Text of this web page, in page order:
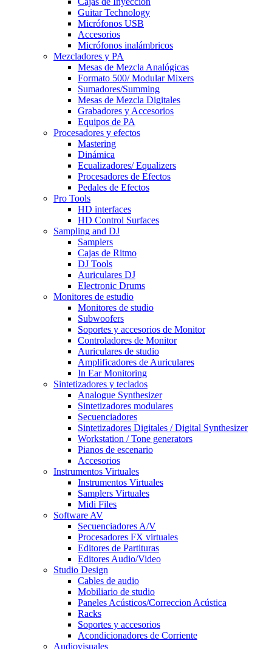
Guitar Technology
Micrófonos USB
Accesorios
Micrófonos inalámbricos
Mezcladores y PA
Mesas de Mezcla Analógicas
Formato 500/ Modular Mixers
Sumadores/Summing
Mesas de Mezcla Digitales
Grabadores y Accesorios
Equipos de PA
Procesadores y efectos
Mastering
Dinámica
Ecualizadores/ Equalizers
Procesadores de Efectos
Pedales de Efectos
Pro Tools
HD interfaces
HD Control Surfaces
Sampling and DJ
Samplers
Cajas de Ritmo
DJ Tools
Auriculares DJ
Electronic Drums
Monitores de estudio
Monitores de studio
Subwoofers
Soportes y accesorios de Monitor
Controladores de Monitor
Auriculares de studio
Amplificadores de Auriculares
In Ear Monitoring
Sintetizadores y teclados
Analogue Synthesizer
Sintetizadores modulares
Secuenciadores
Sintetizadores Digitales / Digital Synthesizer
Workstation / Tone generators
Pianos de escenario
Accesorios
Instrumentos Virtuales
Instrumentos Virtuales
Samplers Virtuales
Midi Files
Software AV
Secuenciadores A/V
Procesadores FX virtuales
Editores de Partituras
Editores Audio/Video
Studio Design
Cables de audio
Mobiliario de studio
Paneles Acústicos/Correccion Acústica
Racks
Soportes y accesorios
Acondicionadores de Corriente
Audiovisuales